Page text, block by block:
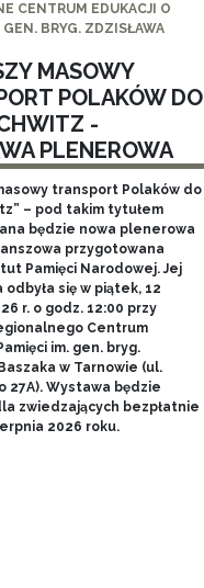
CENTRUM EDUKACJI O
GEN. BRYG. ZDZISŁAWA
MASOWY
POLAKÓW DO
-
PLENEROWA
transport Polaków do
– pod takim tytułem
będzie nowa plenerowa
przygotowana
Pamięci Narodowej. Jej
odbyła się w piątek, 12
r. o godz. 12:00 przy
Centrum
im. gen. bryg.
w Tarnowie (ul.
27A). Wystawa będzie
zwiedzających bezpłatnie
2026 roku.